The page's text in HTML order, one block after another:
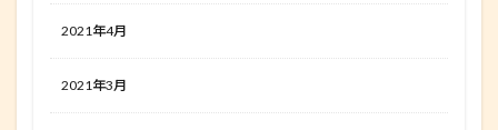
2021年4月
2021年3月